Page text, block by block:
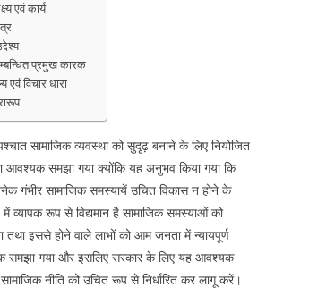
एवं कार्य
प्रमुख कारक
एवं विचार धारा
सामाजिक व्यवस्था को सुदृढ़ बनाने के लिए नियोजित
आवश्यक समझा गया क्योंकि यह अनुभव किया गया कि
गंभीर सामाजिक समस्यायें उचित विकास न होने के
में व्यापक रूप से विद्यमान है सामाजिक समस्याओं को
इससे होने वाले लाभों को आम जनता में न्यायपूर्ण
समझा गया और इसलिए सरकार के लिए यह आवश्यक
नीति को उचित रूप से निर्धारित कर लागू करें।